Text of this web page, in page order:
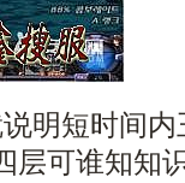
明短时间
层可谁知知